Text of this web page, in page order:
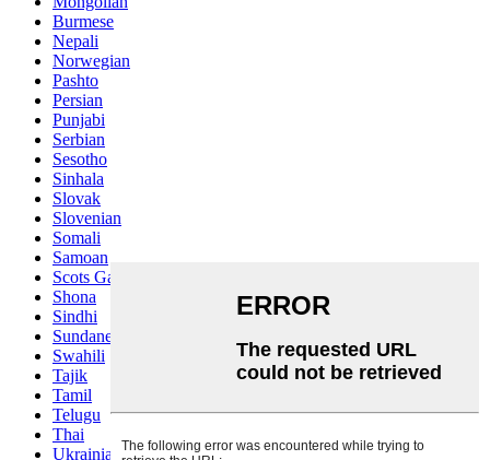
Burmese
Nepali
Norwegian
Pashto
Persian
Punjabi
Serbian
Sesotho
Sinhala
Slovak
Slovenian
Somali
Samoan
Scots Gaelic
Shona
Sindhi
Sundanese
Swahili
Tajik
Tamil
Telugu
Thai
Ukrainian